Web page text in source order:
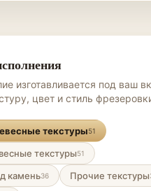
изготавливается под ваш
цвет и стиль
текстуры51
текстуры51
камень36 Прочие текстуры